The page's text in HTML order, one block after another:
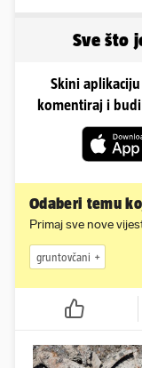
Sve što
Skini
komentiraj i
Odaberi temu
Primaj sve nove
gruntovčani